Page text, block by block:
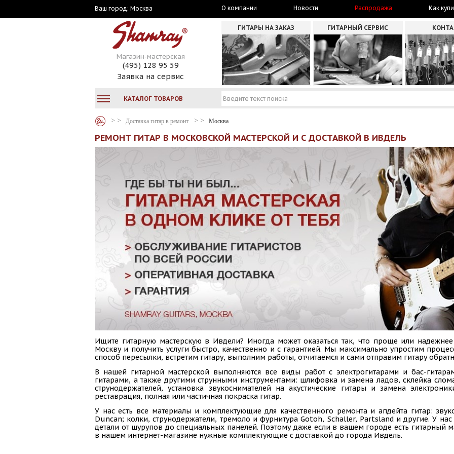
Ваш город: Москва О компании Новости Распродажа Как
Магазин-мастерская
(495) 128 95 59
Заявка на сервис
ГИТАРЫ НА ЗАКАЗ ГИТАРНЫЙ СЕРВИС
КАТАЛОГ ТОВАРОВ
Доставка гитар в ремонт Москва
РЕМОНТ ГИТАР В МОСКОВСКОЙ МАСТЕРСКОЙ И С ДОСТАВКОЙ В ИВДЕЛЬ
Ищите гитарную мастерскую в Ивдели? Иногда может оказаться так, что проще или
Москву и получить услуги быстро, качественно и с гарантией. Мы максимально упростим
способ пересылки, встретим гитару, выполним работы, отчитаемся и сами отправим гитару
В нашей гитарной мастерской выполняются все виды работ с электрогитарами и бас-
гитарами, а также другими струнными инструментами: шлифовка и замена ладов, склейка
струнодержателей, установка звукоснимателей на акустические гитары и замена
реставрация, полная или частичная покраска гитар.
У нас есть все материалы и комплектующие для качественного ремонта и апдейта гитар:
Duncan; колки, струнодержатели, тремоло и фурнитура Gotoh, Schaller, Partsland и другие. У
детали от шурупов до специальных панелей. Поэтому даже если в вашем городе есть гитарный
в нашем интернет-магазине нужные комплектующие с доставкой до города Ивдель.